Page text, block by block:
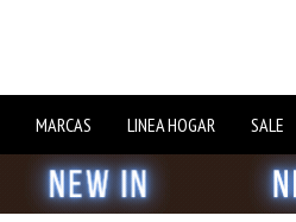
MARCAS LINEA HOGAR SALE